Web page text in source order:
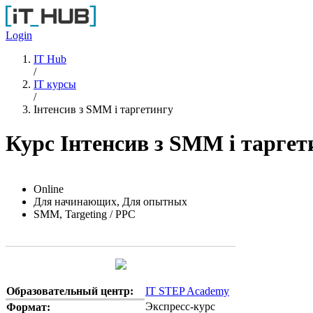
Перейти к основному содержанию
Login
IT Hub
/
IT курсы
/
Інтенсив з SMM і таргетингу
Курс Інтенсив з SMM і
Online
Для начинающих, Для опытных
SMM, Targeting / PPC
Образовательный центр:
IT STEP Academy
Формат:
Экспресс-курс